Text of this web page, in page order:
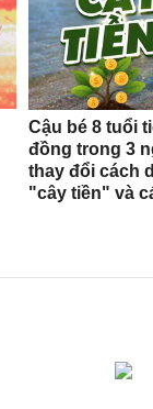
Cậu bé 8 tuổi
đồng trong 3
thay đổi cách
"cây tiền" và